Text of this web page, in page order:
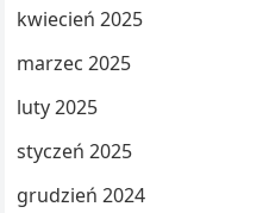
kwiecień 2025
marzec 2025
luty 2025
styczeń 2025
grudzień 2024